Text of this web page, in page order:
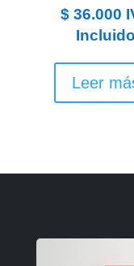
$36.000
Incluido
Leer